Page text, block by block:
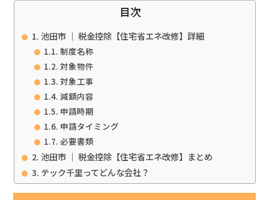
目次
池田市 ｜ 税金控除【住宅省エネ改修】詳細
制度名称
対象物件
対象工事
減額内容
申請時期
申請タイミング
必要書類
池田市 ｜ 税金控除【住宅省エネ改修】まとめ
テック千里ってどんな会社？